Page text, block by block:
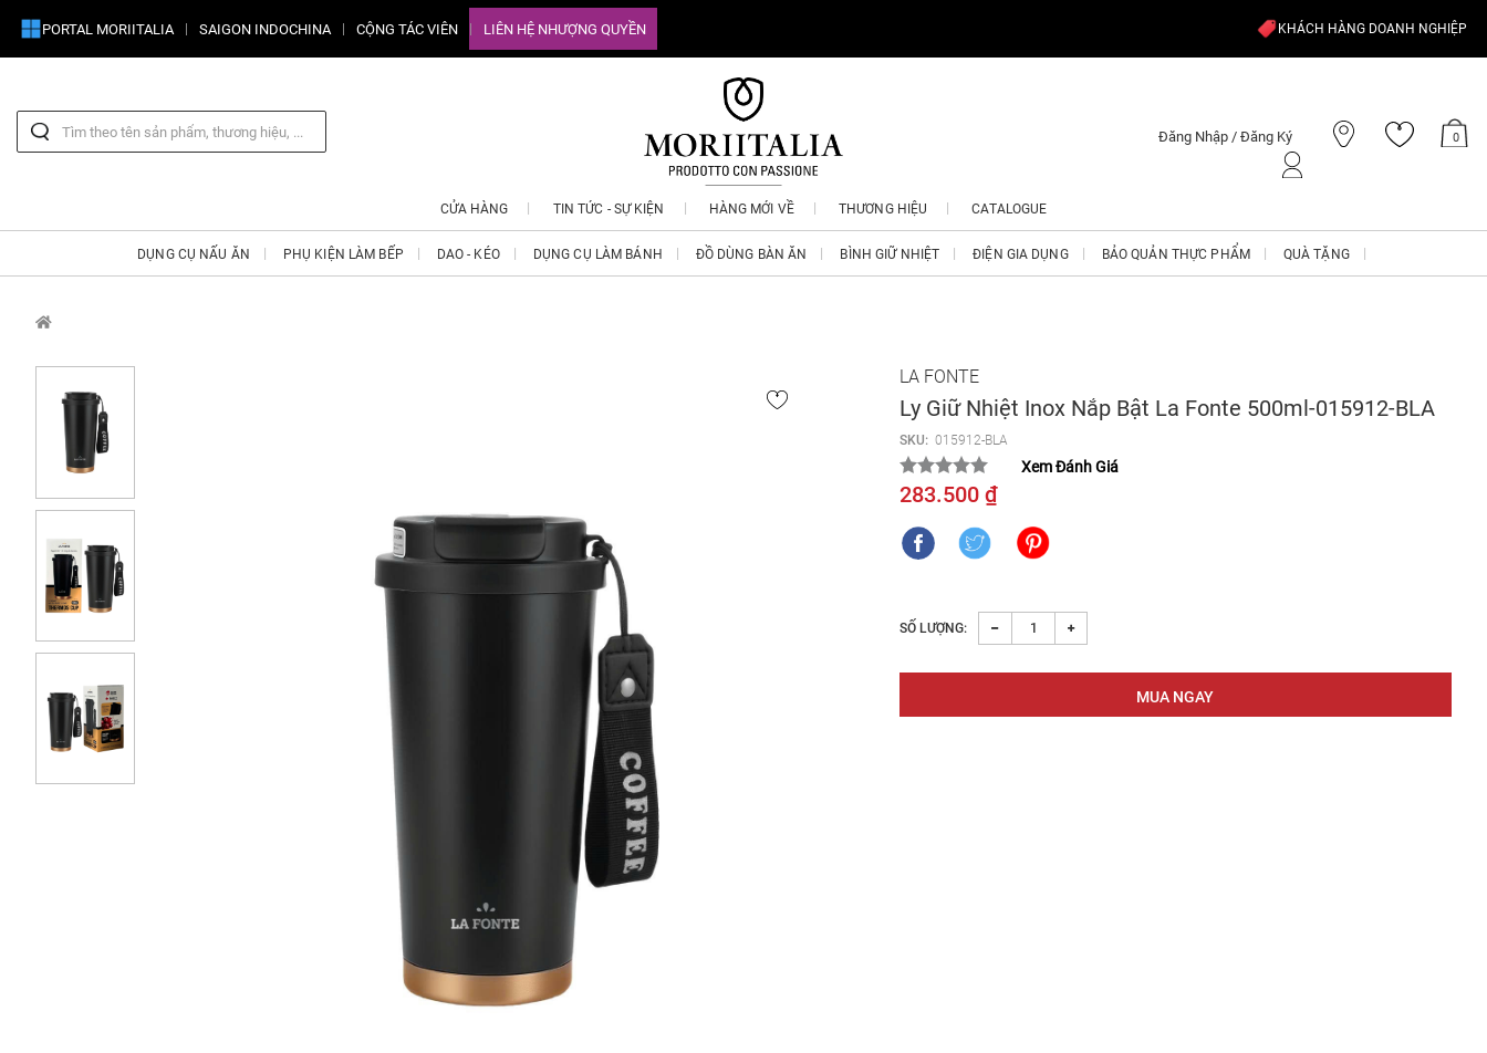
PORTAL MORIITALIA SAIGON INDOCHINA CỘNG TÁC VIÊN LIÊN HỆ NHƯỢNG QUYỀN KHÁCH HÀNG DOANH NGHIỆP
Đăng Nhập / Đăng Ký 0
CỬA HÀNG TIN TỨC - SỰ KIỆN HÀNG MỚI VỀ THƯƠNG HIỆU CATALOGUE
DỤNG CỤ NẤU ĂN PHỤ KIỆN LÀM BẾP DAO - KÉO DỤNG CỤ LÀM BÁNH ĐỒ DÙNG BÀN ĂN BÌNH GIỮ NHIỆT ĐIỆN GIA DỤNG BẢO QUẢN THỰC PHẨM QUÀ TẶNG
LA FONTE
Ly Giữ Nhiệt Inox Nắp Bật La Fonte 500ml-015912-BLA
SKU: 015912-BLA
Xem Đánh Giá
283.500 ₫
SỐ LƯỢNG: